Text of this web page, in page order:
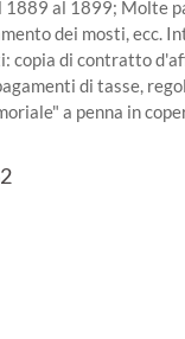
al 1899; Molte
dei mosti, ecc.
copia di contratto
di tasse,
a penna in